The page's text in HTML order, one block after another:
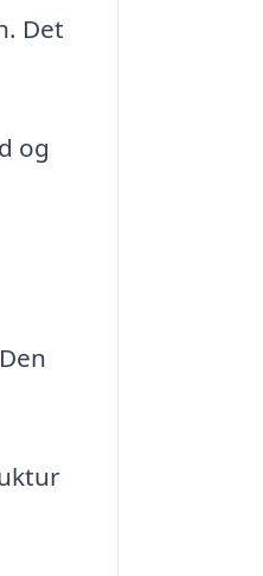
Det
og